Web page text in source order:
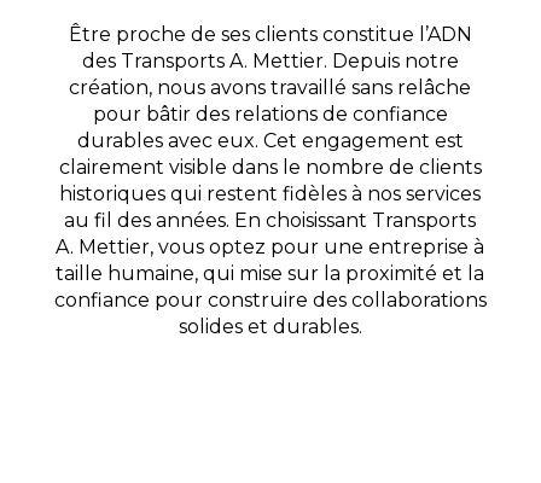
Être proche de ses clients constitue l’ADN
des Transports A. Mettier. Depuis notre
création, nous avons travaillé sans relâche
pour bâtir des relations de confiance
durables avec eux. Cet engagement est
clairement visible dans le nombre de clients
historiques qui restent fidèles à nos services
au fil des années. En choisissant Transports
A. Mettier, vous optez pour une entreprise à
taille humaine, qui mise sur la proximité et la
confiance pour construire des collaborations
solides et durables.